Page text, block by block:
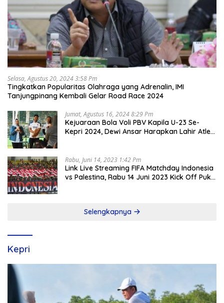
Selasa, Agustus 20, 2024 3:58 Pm
Tingkatkan Popularitas Olahraga yang Adrenalin, IMI
Tanjungpinang Kembali Gelar Road Race 2024
Jumat, Agustus 16, 2024 8:29 Pm
Kejuaraan Bola Voli PBV Kapila U-23 Se-
Kepri 2024, Dewi Ansar Harapkan Lahir Atlet
Rabu, Juni 14, 2023 1:42 Pm
Link Live Streaming FIFA Matchday Indonesia
vs Palestina, Rabu 14 Juni 2023 Kick Off Pukul
Selengkapnya
Kepri